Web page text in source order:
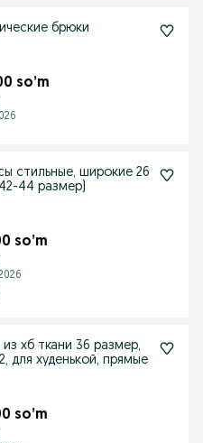
брюки
so’m
стильные, широкие 26
44 размер)
so’m
хб ткани 36 размер,
для худенькой, прямые
so’m